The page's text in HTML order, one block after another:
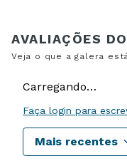
Carregando…
Faça login para
Mais recentes